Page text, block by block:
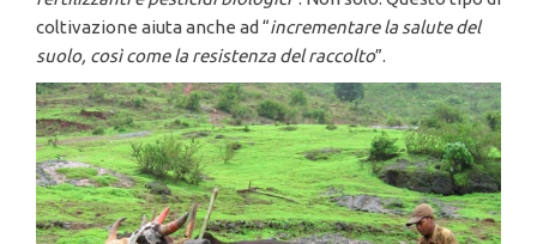
coltivazione aiuta anche ad “incrementare la salute del
suolo, così come la resistenza del raccolto”.